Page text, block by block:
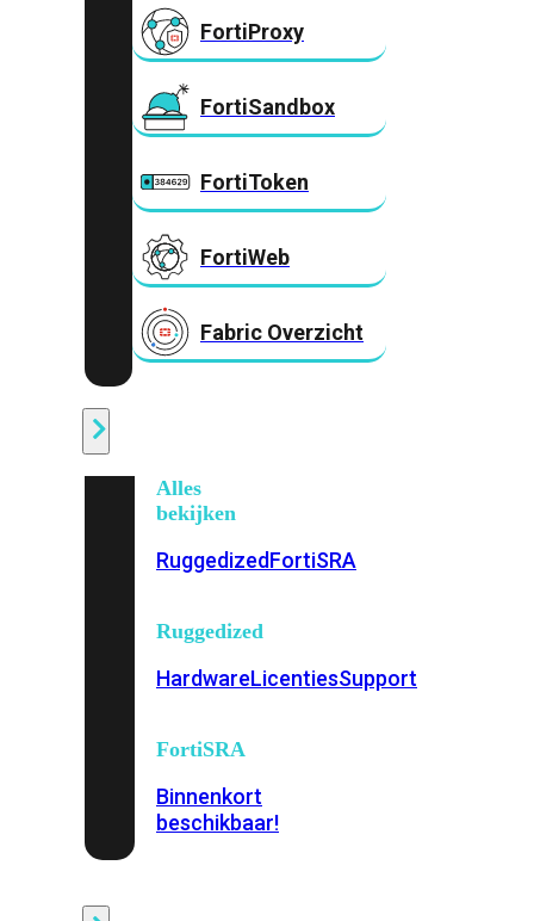
FortiProxy
FortiSandbox
FortiToken
FortiWeb
Fabric Overzicht
Alles
bekijken
RuggedizedFortiSRA
Ruggedized
HardwareLicentiesSupport
FortiSRA
Binnenkort
beschikbaar!